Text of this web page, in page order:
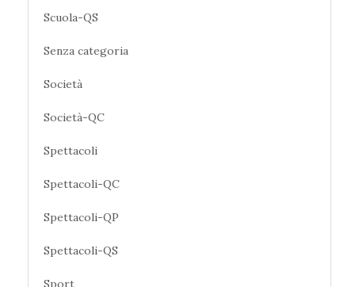
Scuola-QS
Senza categoria
Società
Società-QC
Spettacoli
Spettacoli-QC
Spettacoli-QP
Spettacoli-QS
Sport